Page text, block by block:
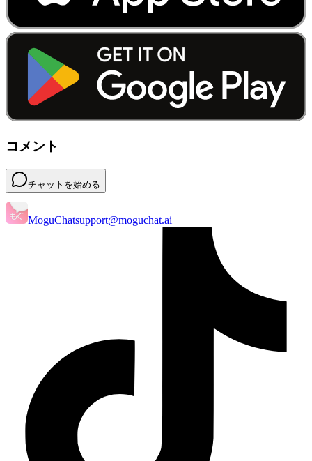
コメント
チャットを始める
MoguChatsupport@moguchat.ai